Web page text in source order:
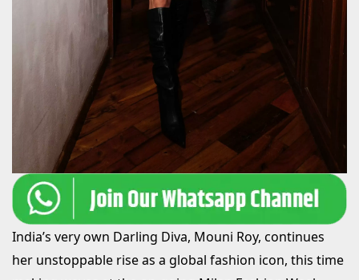
India’s very own Darling Diva, Mouni Roy, continues
her unstoppable rise as a global fashion icon, this time